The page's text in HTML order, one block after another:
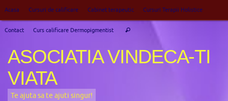
conținut
Acasa Cursuri de calificare Cabinet terapeutic Cursuri Terapii Holistice
Contact Curs calificare Dermopigmentist Caută
ASOCIATIA VINDECA-TI
VIATA
Te ajuta sa te ajuti singur!